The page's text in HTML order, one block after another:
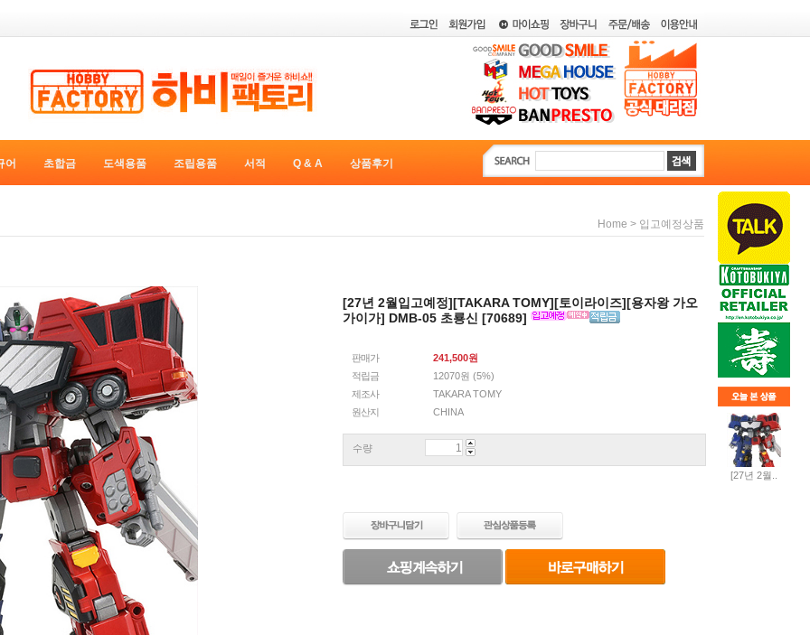
어 초합금 도색용품 조립용품 서적 Q & A 상품후기
[27년 2월..
Home > 입고예정상품
[27년 2월입고예정][TAKARA TOMY][토이라이즈][용자왕 가오
가이가] DMB-05 초룡신 [70689]
판매가 241,500원
적립금
12070원 (5%)
제조사
TAKARA TOMY
원산지
CHINA
수량